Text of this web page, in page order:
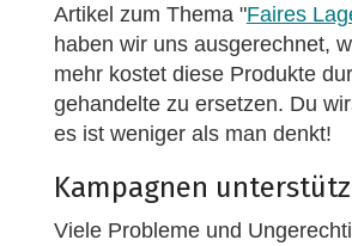
Artikel zum Thema "Faires
haben wir uns ausgerechnet,
mehr kostet diese Produkte
gehandelte zu ersetzen. Du
es ist weniger als man denkt!
Kampagnen
Viele Probleme und